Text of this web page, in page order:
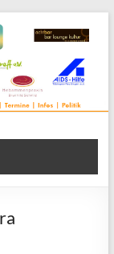
wird
Veranstaltungen |
| Begegnung